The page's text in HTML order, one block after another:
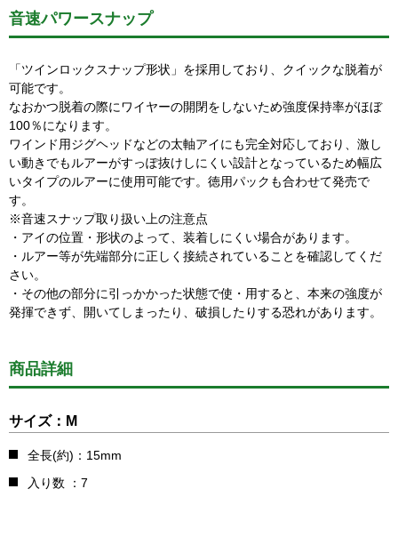
音速パワースナップ
「ツインロックスナップ形状」を採用しており、クイックな脱着が
可能です。
なおかつ脱着の際にワイヤーの開閉をしないため強度保持率がほぼ
100％になります。
ワインド用ジグヘッドなどの太軸アイにも完全対応しており、激し
い動きでもルアーがすっぽ抜けしにくい設計となっているため幅広
いタイプのルアーに使用可能です。徳用パックも合わせて発売で
す。
※音速スナップ取り扱い上の注意点
・アイの位置・形状のよって、装着しにくい場合があります。
・ルアー等が先端部分に正しく接続されていることを確認してくだ
さい。
・その他の部分に引っかかった状態で使・用すると、本来の強度が
発揮できず、開いてしまったり、破損したりする恐れがあります。
商品詳細
サイズ：M
全長(約)：15mm
入り数 ：7